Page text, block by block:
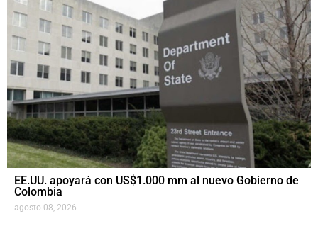
EE.UU. apoyará con US$1.000 mm al nuevo Gobierno de
Colombia
agosto 08, 2026